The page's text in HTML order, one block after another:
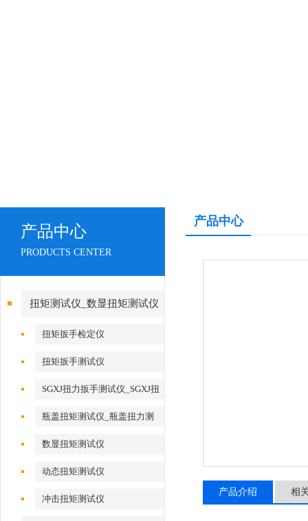
产品中心
PRODUCTS CENTER
扭矩测试仪_数显扭矩测试仪
扭矩扳手检定仪
扭矩扳手测试仪
SGXJ扭力扳手测试仪_SGXJ扭
力扳手校准仪
瓶盖扭矩测试仪_瓶盖扭力测
试仪
数显扭矩测试仪
动态扭矩测试仪
冲击扭矩测试仪
产品中心
产品介绍 相